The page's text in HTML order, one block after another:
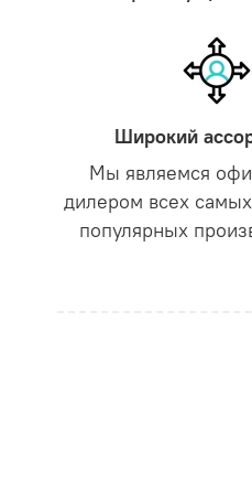
Широкий
Мы являемся
дилером всех
популярных